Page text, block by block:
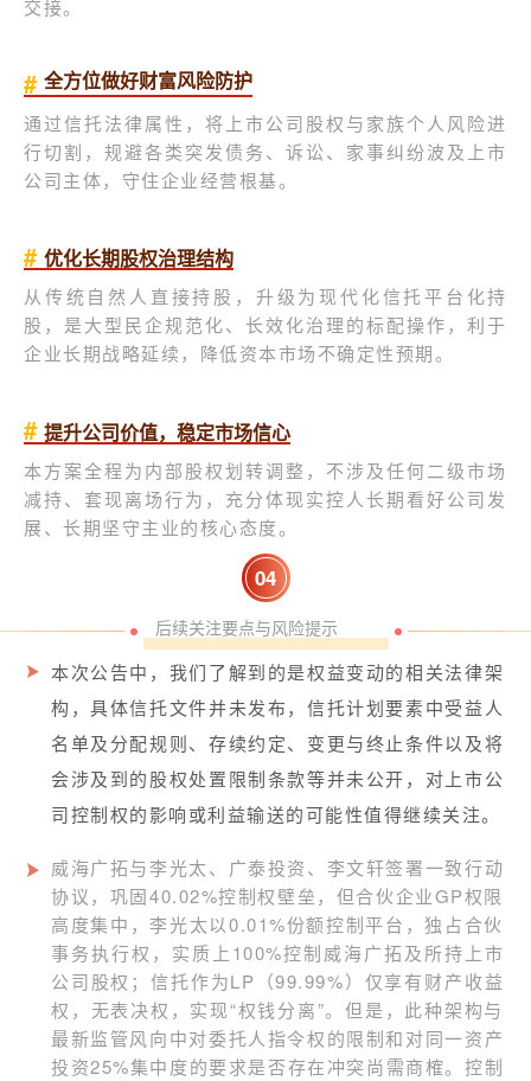
交接。
# 全方位做好财富风险防护
通过信托法律属性，将上市公司股权与家族个人风险进
行切割，规避各类突发债务、诉讼、家事纠纷波及上市
公司主体，守住企业经营根基。
# 优化长期股权治理结构
从传统自然人直接持股，升级为现代化信托平台化持
股，是大型民企规范化、长效化治理的标配操作，利于
企业长期战略延续，降低资本市场不确定性预期。
# 提升公司价值，稳定市场信心
本方案全程为内部股权划转调整，不涉及任何二级市场
减持、套现离场行为，充分体现实控人长期看好公司发
展、长期坚守主业的核心态度。
04
后续关注要点与风险提示
本次公告中，我们了解到的是权益变动的相关法律架
构，具体信托文件并未发布，信托计划要素中受益人
名单及分配规则、存续约定、变更与终止条件以及将
会涉及到的股权处置限制条款等并未公开，对上市公
司控制权的影响或利益输送的可能性值得继续关注。
威海广拓与李光太、广泰投资、李文轩签署一致行动
协议，巩固40.02%控制权壁垒，但合伙企业GP权限
高度集中，李光太以0.01%份额控制平台，独占合伙
事务执行权，实质上100%控制威海广拓及所持上市
公司股权；信托作为LP（99.99%）仅享有财产收益
权，无表决权，实现“权钱分离”。但是，此种架构与
最新监管风向中对委托人指令权的限制和对同一资产
投资25%集中度的要求是否存在冲突尚需商榷。控制